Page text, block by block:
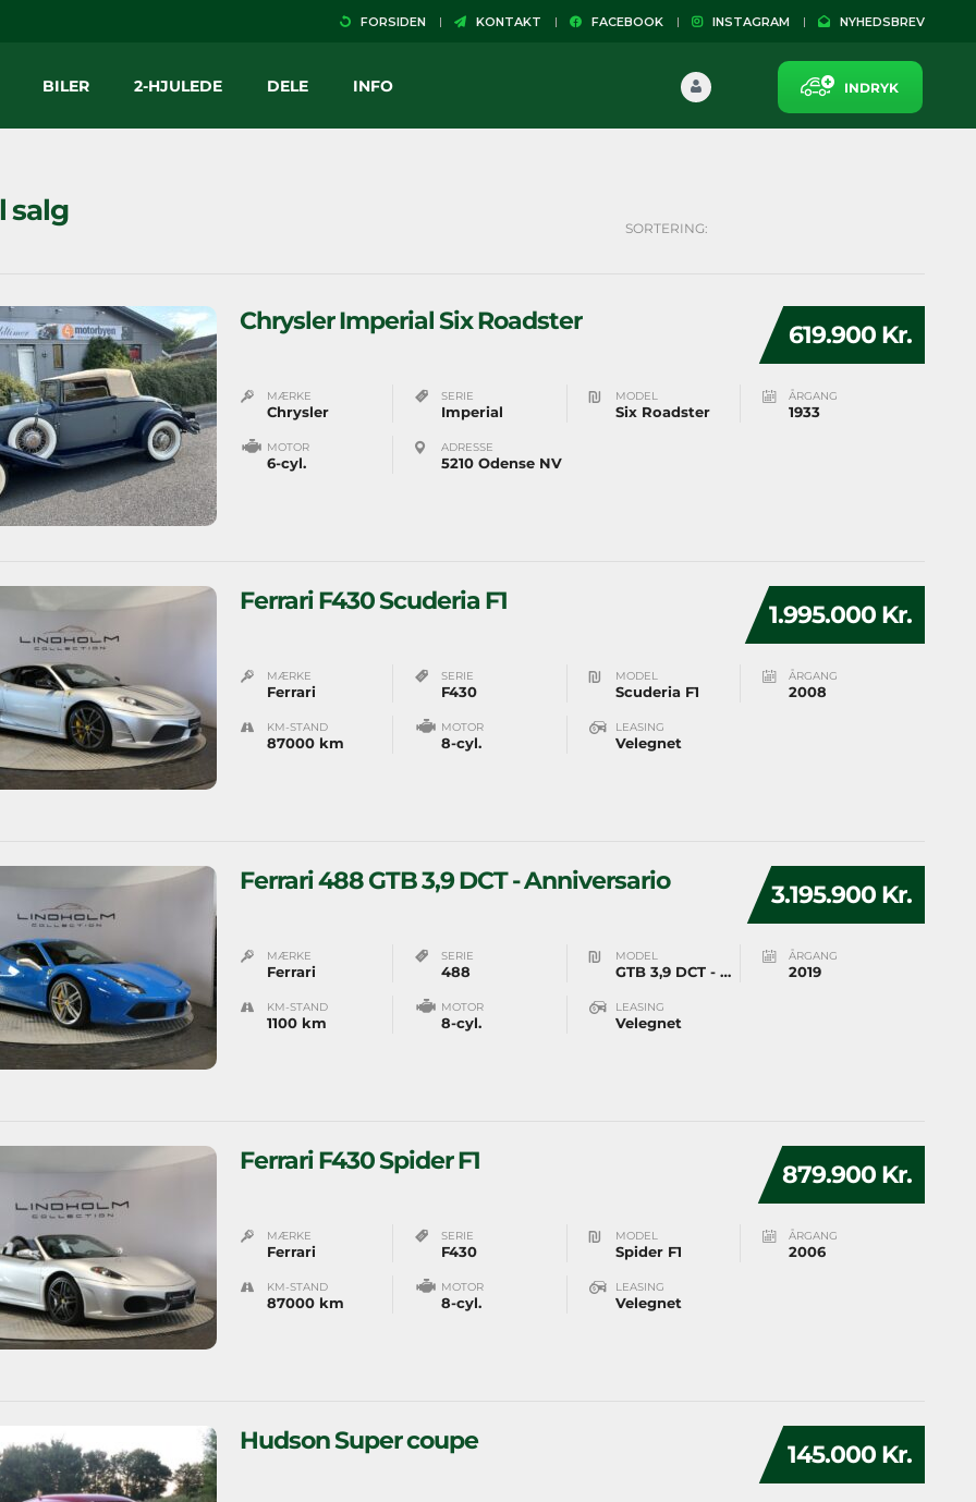
FORSIDEN KONTAKT FACEBOOK INSTAGRAM NYHEDSBREV
INDRYK
BILER 2-HJULEDE DELE INFO
salg
SORTERING:
619.900 Kr.
Chrysler Imperial Six Roadster
MÆRKE
Chrysler
SERIE
Imperial
MODEL
Six Roadster
ÅRGANG
1933
MOTOR
6-cyl.
ADRESSE
5210 Odense NV
1.995.000 Kr.
Ferrari F430 Scuderia F1
MÆRKE
Ferrari
SERIE
F430
MODEL
Scuderia F1
ÅRGANG
2008
KM-STAND
87000 km
MOTOR
8-cyl.
LEASING
Velegnet
3.195.900 Kr.
Ferrari 488 GTB 3,9 DCT - Anniversario
MÆRKE
Ferrari
SERIE
488
MODEL
GTB 3,9 DCT - Anniversario
ÅRGANG
2019
KM-STAND
1100 km
MOTOR
8-cyl.
LEASING
Velegnet
879.900 Kr.
Ferrari F430 Spider F1
MÆRKE
Ferrari
SERIE
F430
MODEL
Spider F1
ÅRGANG
2006
KM-STAND
87000 km
MOTOR
8-cyl.
LEASING
Velegnet
145.000 Kr.
Hudson Super coupe